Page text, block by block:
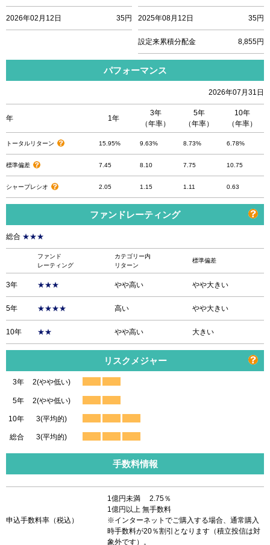
2026年02月12日 35円 2025年08月12日 35円
設定来累積分配金 8,855円
パフォーマンス
2026年07月31日
年 1年
3年
（年率）
5年
（年率）
10年
（年率）
トータルリターン 15.95% 9.63% 8.73% 6.78%
標準偏差 7.45 8.10 7.75 10.75
シャープレシオ 2.05 1.15 1.11 0.63
ファンドレーティング
総合 ★★★
ファンド
レーティング
カテゴリー内
リターン
標準偏差
3年 ★★★ やや高い やや大きい
5年 ★★★★ 高い やや大きい
10年 ★★ やや高い 大きい
リスクメジャー
3年
5年
10年
総合
2(やや低い)
2(やや低い)
3(平均的)
3(平均的)
手数料情報
申込手数料率（税込）
1億円未満 2.75％
1億円以上 無手数料
※インターネットでご購入する場合、通常購入
時手数料が20％割引となります（積立投信は対
象外です）。